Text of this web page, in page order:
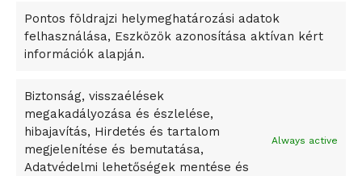
Pontos földrajzi helymeghatározási adatok
felhasználása, Eszközök azonosítása aktívan kért
információk alapján.
Biztonság, visszaélések
megakadályozása és észlelése,
hibajavítás, Hirdetés és tartalom
megjelenítése és bemutatása,
Adatvédelmi lehetőségek mentése és
Always active
A Ringo Starr új albummal jelentkezik
A Vajdasági Magyar Szövetség államtitkárait kinevezték
Dzsingisz kán hódító hadjárata okozta
Kuramagomedov ötödik, Muszukajev elődöntős – Birkózó
világkupa